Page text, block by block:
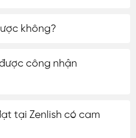
không?
công nhận
tại Zenlish có cam